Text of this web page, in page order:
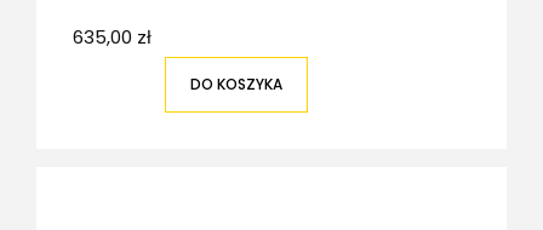
635,00 zł
DO KOSZYKA